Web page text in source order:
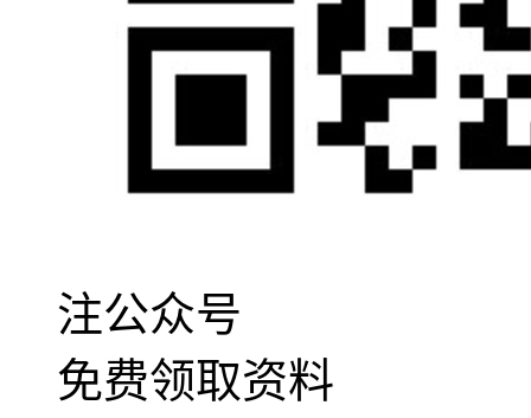
注公众号
免费领取资料